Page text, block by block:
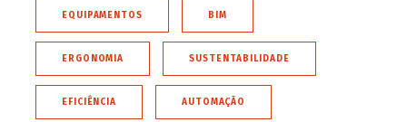
EQUIPAMENTOS BIM
ERGONOMIA SUSTENTABILIDADE
EFICIÊNCIA AUTOMAÇÃO